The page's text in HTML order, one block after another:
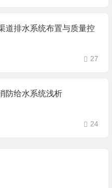
道排水系统布置与质量控
27
防给水系统浅析
24